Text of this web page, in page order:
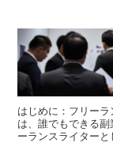
はじめに：フリー
は、誰でもできる
ーランスライターと